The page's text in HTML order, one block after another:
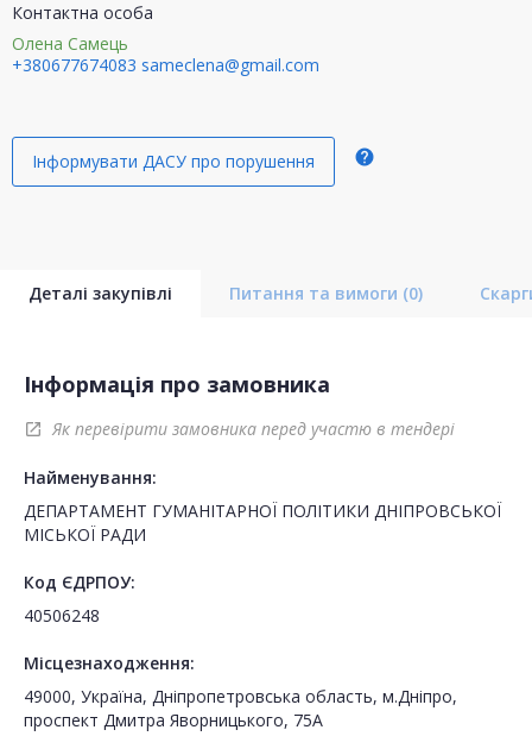
Контактна особа
Олена Самець
+380677674083 sameclena@gmail.com
Інформувати ДАСУ про порушення help
Деталі закупівлі Питання та вимоги (0)
Інформація про замовника
open_in_new Як перевірити замовника перед участю в тендері
Найменування:
ДЕПАРТАМЕНТ ГУМАНІТАРНОЇ ПОЛІТИКИ ДНІПРОВСЬКОЇ
МІСЬКОЇ РАДИ
Код ЄДРПОУ:
40506248
Місцезнаходження:
49000, Україна, Дніпропетровська область, м.Дніпро,
проспект Дмитра Яворницького, 75А